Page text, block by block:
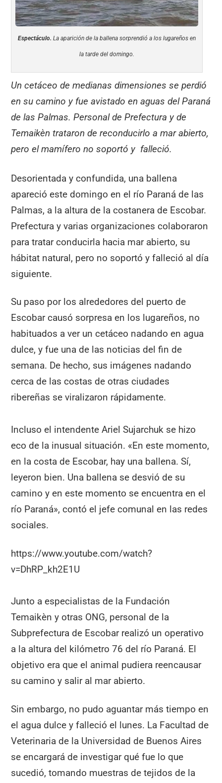
Espectáculo. La aparición de la ballena sorprendió a los lugareños en
la tarde del domingo.
Un cetáceo de medianas dimensiones se perdió
en su camino y fue avistado en aguas del Paraná
de las Palmas. Personal de Prefectura y de
Temaikèn trataron de reconducirlo a mar abierto,
pero el mamífero no soportó y falleció.
Desorientada y confundida, una ballena
apareció este domingo en el río Paraná de las
Palmas, a la altura de la costanera de Escobar.
Prefectura y varias organizaciones colaboraron
para tratar conducirla hacia mar abierto, su
hábitat natural, pero no soportó y falleció al día
siguiente.
Su paso por los alrededores del puerto de
Escobar causó sorpresa en los lugareños, no
habituados a ver un cetáceo nadando en agua
dulce, y fue una de las noticias del fin de
semana. De hecho, sus imágenes nadando
cerca de las costas de otras ciudades
ribereñas se viralizaron rápidamente.
Incluso el intendente Ariel Sujarchuk se hizo
eco de la inusual situación. «En este momento,
en la costa de Escobar, hay una ballena. Sí,
leyeron bien. Una ballena se desvió de su
camino y en este momento se encuentra en el
río Paraná», contó el jefe comunal en las redes
sociales.
https://www.youtube.com/watch?
v=DhRP_kh2E1U
Junto a especialistas de la Fundación
Temaikèn y otras ONG, personal de la
Subprefectura de Escobar realizó un operativo
a la altura del kilómetro 76 del río Paraná. El
objetivo era que el animal pudiera reencausar
su camino y salir al mar abierto.
Sin embargo, no pudo aguantar más tiempo en
el agua dulce y falleció el lunes. La Facultad de
Veterinaria de la Universidad de Buenos Aires
se encargará de investigar qué fue lo que
sucedió, tomando muestras de tejidos de la